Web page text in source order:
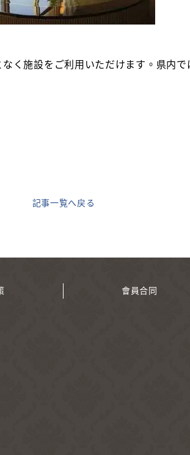
く施設をご利用いただけます。県内
記事一覧へ戻る
會員合同